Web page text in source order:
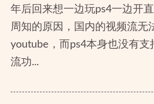
年后回来想一边玩ps4一边开
周知的原因，国内的视频流无
youtube，而ps4本身也没有支
流功...